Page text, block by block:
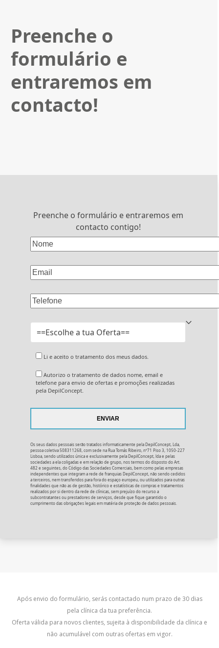
Preenche o
formulário e
entraremos em
contacto!
Preenche o formulário e entraremos em
contacto contigo!
Li e aceito o tratamento dos meus dados.
Autorizo o tratamento de dados nome, email e
telefone para envio de ofertas e promoções realizadas
pela DepilConcept.
Os seus dados pessoais serão tratados informaticamente pela DepilConcept, Lda,
pessoa coletiva 508311268, com sede na Rua Tomás Ribeiro, nº71 Piso 3, 1050-227
Lisboa, sendo utilizados única e exclusivamente pela DepilConcept, lda e pelas
sociedades a ela coligadas e em relação de grupo, nos termos do disposto do Art.
482 e seguintes, do Código das Sociedades Comerciais, bem como pelas empresas
independentes que integram a rede de franquias DepilConcept, não sendo cedidos
a terceiros, nem transferidos para fora do espaço europeu, ou utilizados para outras
finalidades que não as de gestão, histórico e estatísticas de compras e tratamentos
realizados por si dentro da rede de clínicas, sem prejuízo do recurso a
subcontratantes ou prestadores de serviços, desde que fique garantido o
cumprimento das obrigações legais em matéria de proteção de dados pessoais.
Após envio do formulário, serás contactado num prazo de 30 dias
pela clínica da tua preferência.
Oferta válida para novos clientes, sujeita à disponibilidade da clínica e
não acumulável com outras ofertas em vigor.